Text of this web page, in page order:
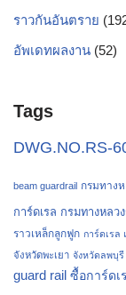
ราวกันอันตราย
อัพเดทผลงาน (52)
Tags
DWG.NO.RS-
beam guardrail กรมทางห
การ์ดเรล กรมทางหลว
ราวเหล็กลูกฟูก การ์ดเรล
จังหวัดพะเยา จังหวัดลพบุรี
guard rail ซื้อการ์ดเ